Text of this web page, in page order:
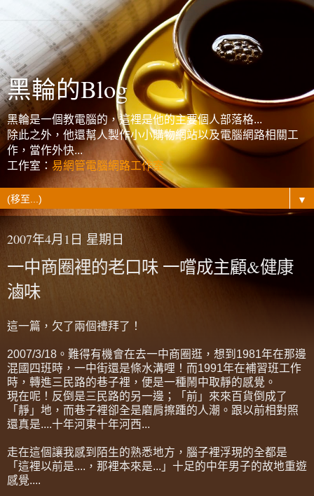
黑輪的Blog
黑輪是一個教電腦的，這裡是他的主要個人部落格...
除此之外，他還幫人製作小小購物網站以及電腦網路相關工
作，當作外快...
工作室： 易網管電腦網路工作室
▼
2007年4月1日 星期日
一中商圈裡的老口味 一嚐成主顧&健康
滷味
這一篇，欠了兩個禮拜了！
2007/3/18。難得有機會在去一中商圈逛，想到1981年在那邊
混國四班時，一中街還是條水溝哩！而1991年在補習班工作
時，轉進三民路的巷子裡，便是一種鬧中取靜的感覺。
現在呢！反倒是三民路的另一邊；「前」來來百貨倒成了
「靜」地，而巷子裡卻全是磨肩擦踵的人潮。跟以前相對照
還真是....十年河東十年河西...
走在這個讓我感到陌生的熟悉地方，腦子裡浮現的全都是
「這裡以前是....，那裡本來是...」十足的中年男子的故地重遊
感覺....